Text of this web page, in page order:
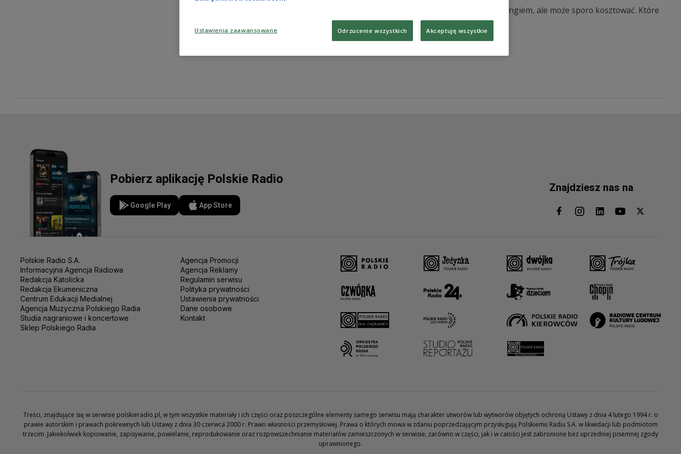
Zabezpieczenie różnych wariantów domeny chroni przed cybersquattingiem, ale może sporo kosztować. Które
domeny powinno zarejestrować się w pierwszej kolejności?
Zobacz więcej na temat: bezpieczeństwo domena internet
Pobierz aplikację Polskie Radio
Google Play App Store
Znajdziesz nas na
Polskie Radio S.A.
Informacyjna Agencja Radiowa
Redakcja Katolicka
Redakcja Ekumeniczna
Centrum Edukacji Medialnej
Agencja Muzyczna Polskiego Radia
Studia nagraniowe i koncertowe
Sklep Polskiego Radia
Agencja Promocji
Agencja Reklamy
Regulamin serwisu
Polityka prywatności
Ustawienia prywatności
Dane osobowe
Kontakt
Treści, znajdujące się w serwisie polskieradio.pl, w tym wszystkie materiały i ich części oraz poszczególne elementy samego serwisu mają charakter utworów lub wytworów objętych ochroną Ustawy z dnia 4 lutego 1994 r. o
prawie autorskim i prawach pokrewnych lub Ustawy z dnia 30 czerwca 2000 r. Prawo własności przemysłowej. Prawa o których mowa w zdaniu poprzedzającym przysługują Polskiemu Radiu S.A. w likwidacji lub podmiotom
trzecim. Jakiekolwiek kopiowanie, zapisywanie, powielanie, reprodukowanie oraz rozpowszechnianie materiałów zamieszczonych w serwisie, zarówno w części, jak i w całości jest zabronione bez uprzedniej pisemnej zgody
uprawnionego.
Ustawienia zaawansowane Odrzucenie wszystkich Akceptuję wszystkie